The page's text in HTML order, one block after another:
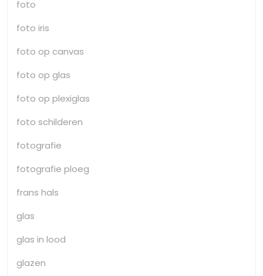
foto
foto iris
foto op canvas
foto op glas
foto op plexiglas
foto schilderen
fotografie
fotografie ploeg
frans hals
glas
glas in lood
glazen